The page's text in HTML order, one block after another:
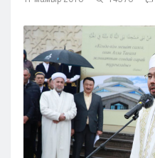
Петропавловск
Семей
Талдыкорган
Тараз
Туркестан
Уральск
Усть-Каменогорск
Шымкент